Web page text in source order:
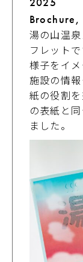
Brochure,
湯の山温
フレット
様子をイ
施設の情
紙の役割
の表紙と
ました。